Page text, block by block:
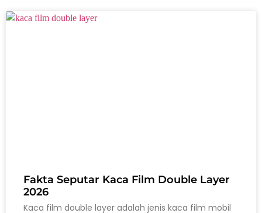
Fakta Seputar Kaca Film Double Layer
2026
Kaca film double layer adalah jenis kaca film mobil